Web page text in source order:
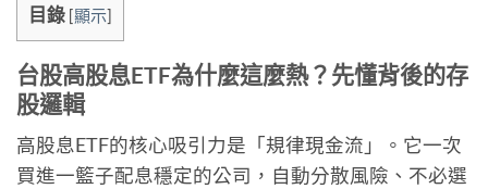
目錄 [顯示]
台股高股息ETF為什麼這麼熱？先懂背後的存
股邏輯
高股息ETF的核心吸引力是「規律現金流」。它一次
買進一籃子配息穩定的公司，自動分散風險、不必選